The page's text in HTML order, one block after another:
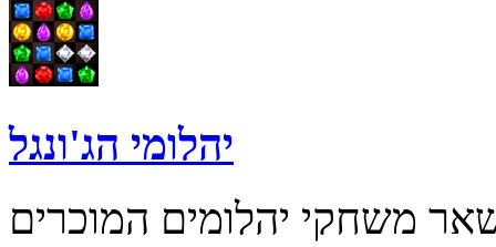
יהלומי הג'ונגל
משחקי יהלומים המוכרים